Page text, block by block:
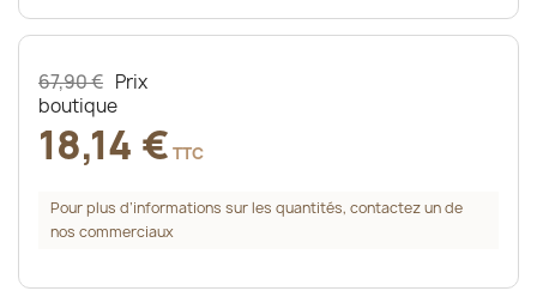
67,90 € Prix
boutique
18,14 € TTC
Pour plus d’informations sur les quantités, contactez un de
nos commerciaux